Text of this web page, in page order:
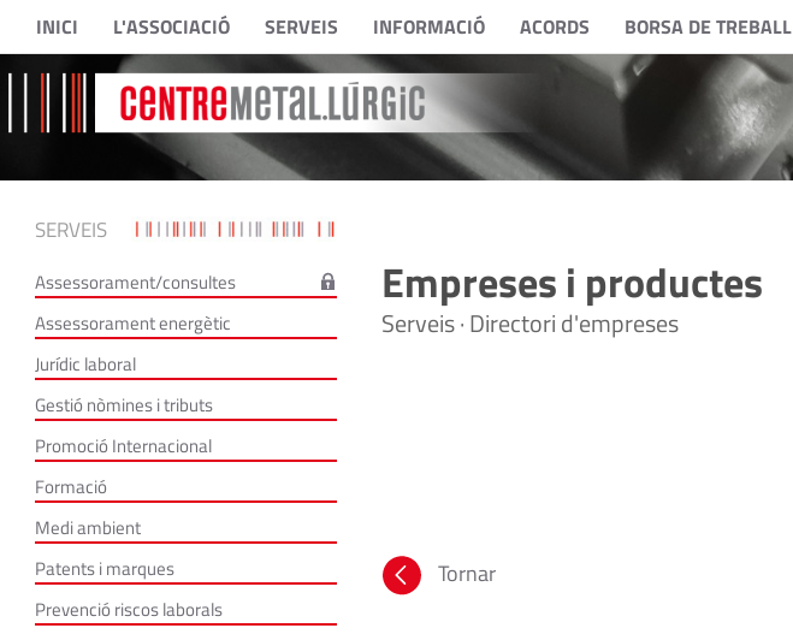
INICI L'ASSOCIACIÓ SERVEIS INFORMACIÓ ACORDS BORSA DE TREBALL
SERVEIS
Assessorament/consultes
Assessorament energètic
Jurídic laboral
Gestió nòmines i tributs
Promoció Internacional
Formació
Medi ambient
Patents i marques
Prevenció riscos laborals
Empreses i productes
Serveis · Directori d'empreses
Tornar